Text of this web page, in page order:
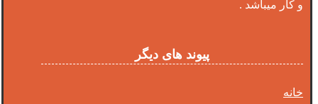
و کار میباشد .
پیوند های دیگر
خانه